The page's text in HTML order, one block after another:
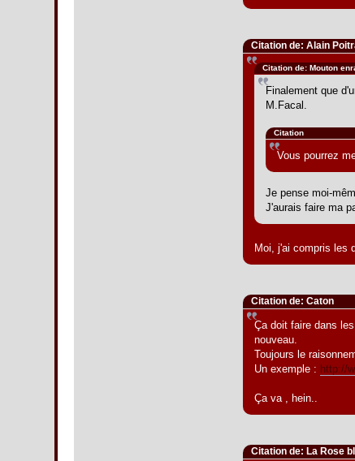
Citation de: Alain
Citation de: Mouton
Finalement que
M.Facal.
Citation
Vous pourrez
Je pense moi-
J'aurais faire ma
Moi, j'ai compris les
Citation de: Caton
Ça doit faire dans
nouveau.
Toujours le
Un exemple : http://
Ça va , hein..
Citation de: La Rose